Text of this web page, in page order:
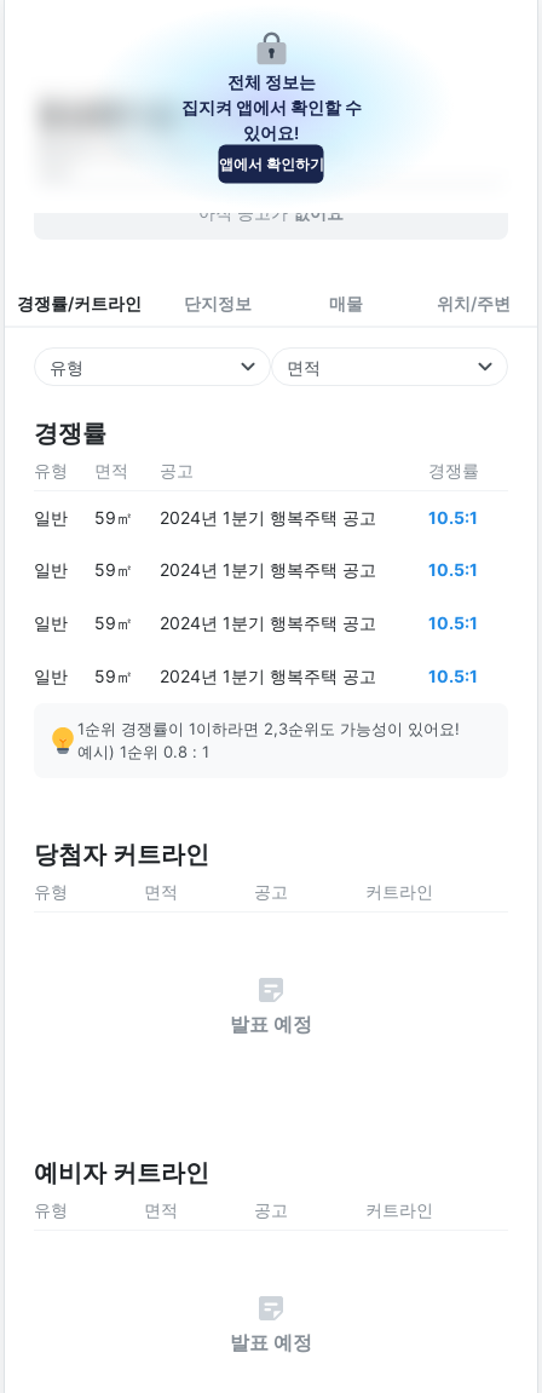
영성펜타폴리스25
충청남도 천안시 동남구 미나릿길 52-19
아직 공고가 없어요
경쟁률/커트라인 단지정보 매물 위치/주변
유형 면적
경쟁률
전체 정보는
집지켜 앱에서 확인할 수
있어요!
앱에서 확인하기
유형 면적 공고 경쟁률
일반 59㎡ 2024년 1분기 행복주택 공고 10.5:1
일반 59㎡ 2024년 1분기 행복주택 공고 10.5:1
일반 59㎡ 2024년 1분기 행복주택 공고 10.5:1
일반 59㎡ 2024년 1분기 행복주택 공고 10.5:1
1순위 경쟁률이 1이하라면 2,3순위도 가능성이 있어요!
예시) 1순위 0.8 : 1
당첨자 커트라인
유형 면적 공고 커트라인
발표 예정
예비자 커트라인
유형 면적 공고 커트라인
발표 예정